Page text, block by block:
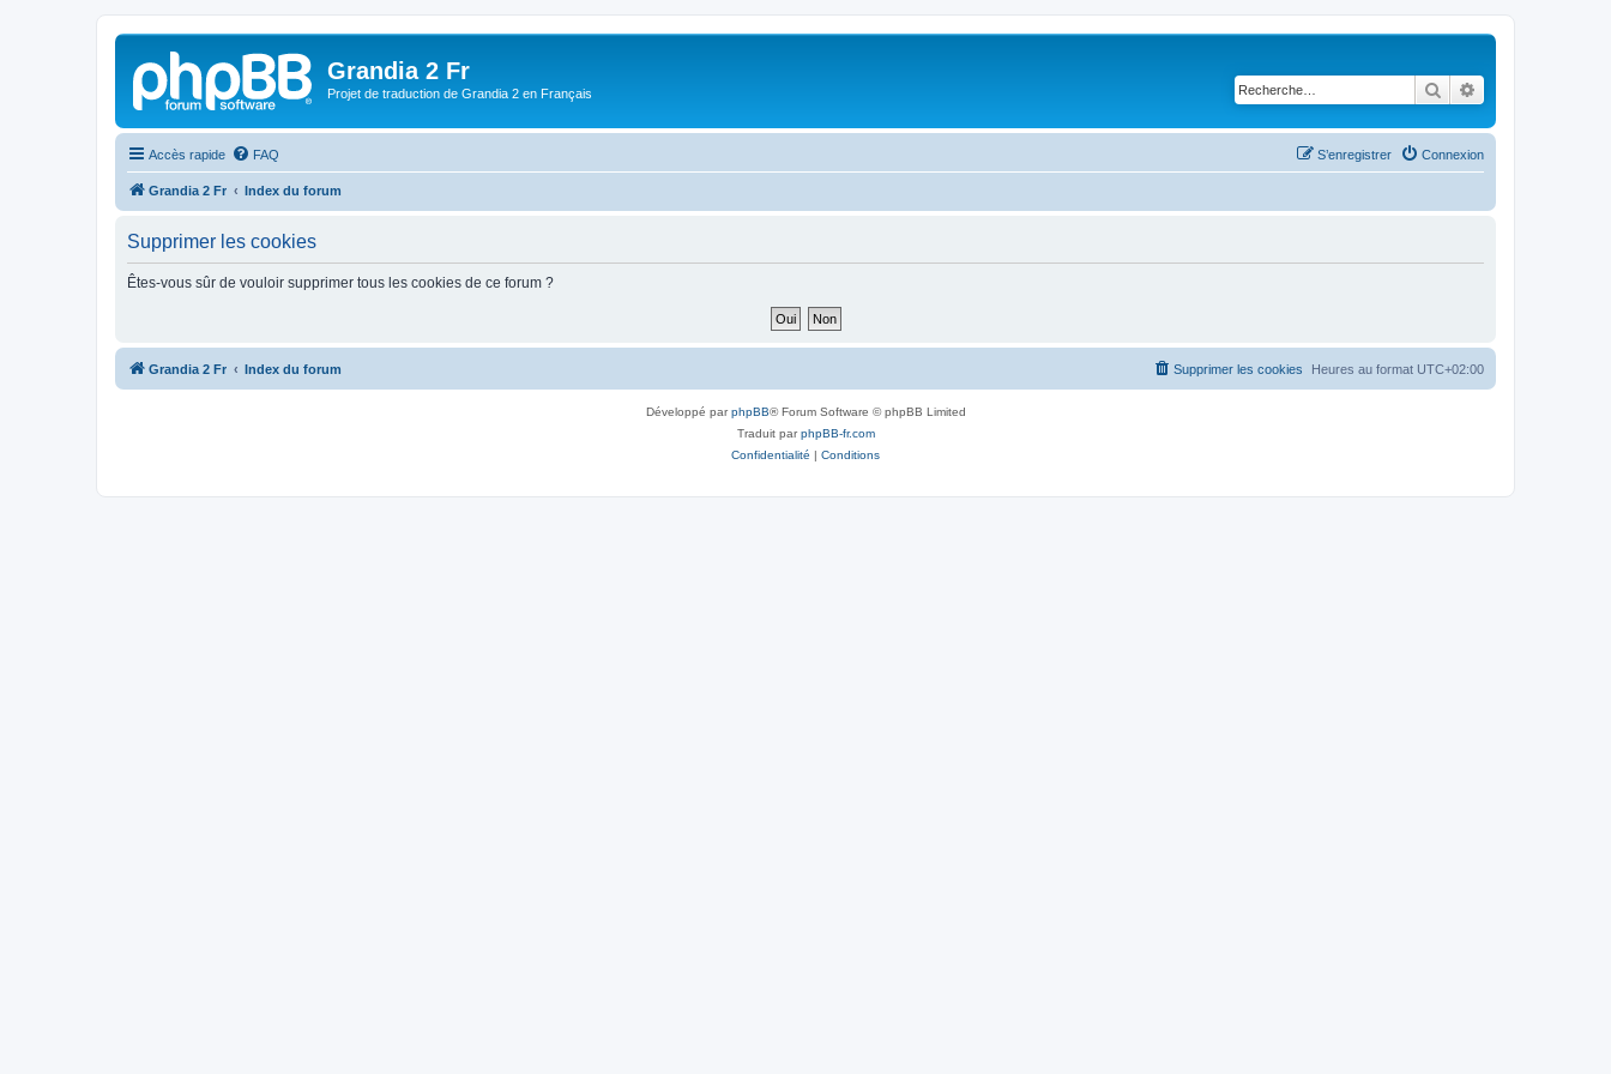
Grandia 2 Fr
Projet de traduction de Grandia 2 en Français Rechercher
Accès rapide FAQ Connexion
S’enregistrer
Grandia 2 Fr Index du forum
Supprimer les cookies
Êtes-vous sûr de vouloir supprimer tous les cookies de ce forum ?
Grandia 2 Fr Index du forum Heures au format UTC+02:00
Supprimer les cookies
Développé parphpBB® Forum Software © phpBB Limited
Traduit parphpBB-fr.com
Confidentialité | Conditions